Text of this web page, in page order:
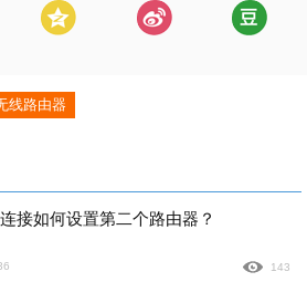
线路由器
接如何设置第二个路由器？
143